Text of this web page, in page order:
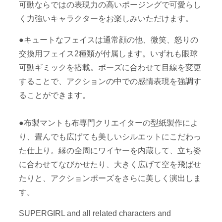
可動ならではの表現力の高いポージングで可愛らし
く力強いキャラクターをお楽しみいただけます。
●キュートなフェイスは通常顔の他、微笑、怒りの
交換用フェイス2種類が付属します。いずれも眼球
可動ギミックを搭載。ポーズに合わせて目線を変更
することで、アクションの中での感情表現を強調す
ることができます。
●布製マントも布専門クリエイターの型紙製作によ
り、畳んでも広げても美しいシルエットにこだわっ
た仕上り。縁の全周にワイヤーを内蔵して、立ち姿
に合わせてなびかせたり、大きく広げて空を飛ばせ
たりと、アクションポーズをさらに美しく演出しま
す。
SUPERGIRL and all related characters and